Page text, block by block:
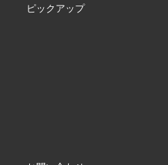
ピックアップ